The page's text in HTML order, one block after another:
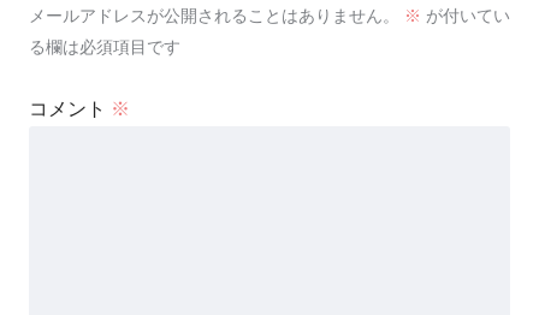
メールアドレスが公開されることはありません。 ※ が付いてい
る欄は必須項目です
コメント ※